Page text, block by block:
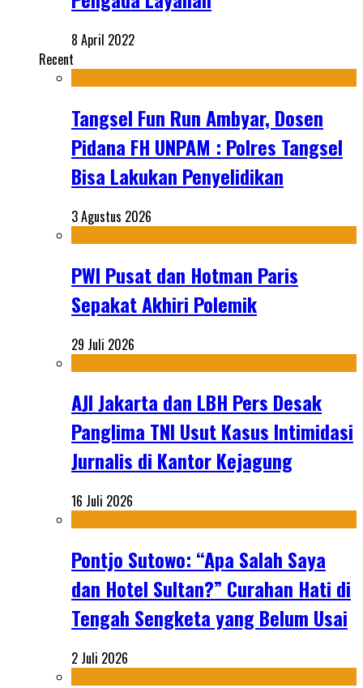
8 April 2022
Recent
Tangsel Fun Run Ambyar, Dosen
Pidana FH UNPAM : Polres Tangsel
Bisa Lakukan Penyelidikan
3 Agustus 2026
PWI Pusat dan Hotman Paris
Sepakat Akhiri Polemik
29 Juli 2026
AJI Jakarta dan LBH Pers Desak
Panglima TNI Usut Kasus Intimidasi
Jurnalis di Kantor Kejagung
16 Juli 2026
Pontjo Sutowo: “Apa Salah Saya
dan Hotel Sultan?” Curahan Hati di
Tengah Sengketa yang Belum Usai
2 Juli 2026